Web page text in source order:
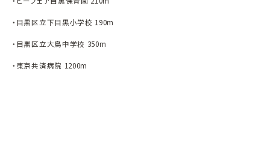
・目黒区立下目黒小学校 190m
・目黒区立大鳥中学校 350m
・東京共済病院 1200m